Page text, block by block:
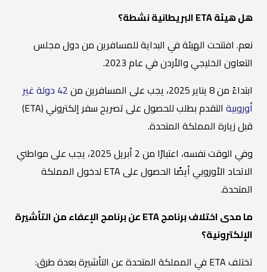
هل هيئة ETA البريطانية نشطة؟
نعم. افتتحت الهيئة في البداية للمسافرين من دول مجلس
التعاون الخليجي والأردن في عام 2023.
ابتداءً من 8 يناير 2025، يجب على المسافرين من
42 دولة غير
أوروبية
التقدم بطلب للحصول على تصريح سفر إلكتروني (ETA)
قبل زيارة المملكة المتحدة.
وفي الوقت نفسه، اعتبارًا من 2 أبريل 2025، يجب على مواطني
الاتحاد الأوروبي أيضًا الحصول على ETA لدخول المملكة
المتحدة.
ما مدى اختلاف برنامج ETA عن برنامج الإعفاء من التأشيرة
الإلكترونية؟
تختلف ETA في المملكة المتحدة عن التأشيرة بعدة طرق: